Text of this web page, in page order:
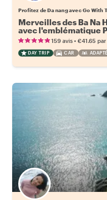
Profitez de Da nang avec Go With
Merveilles des Ba Na
avec l'emblématique
159 avis • €41.65 par
DAY TRIP CAR